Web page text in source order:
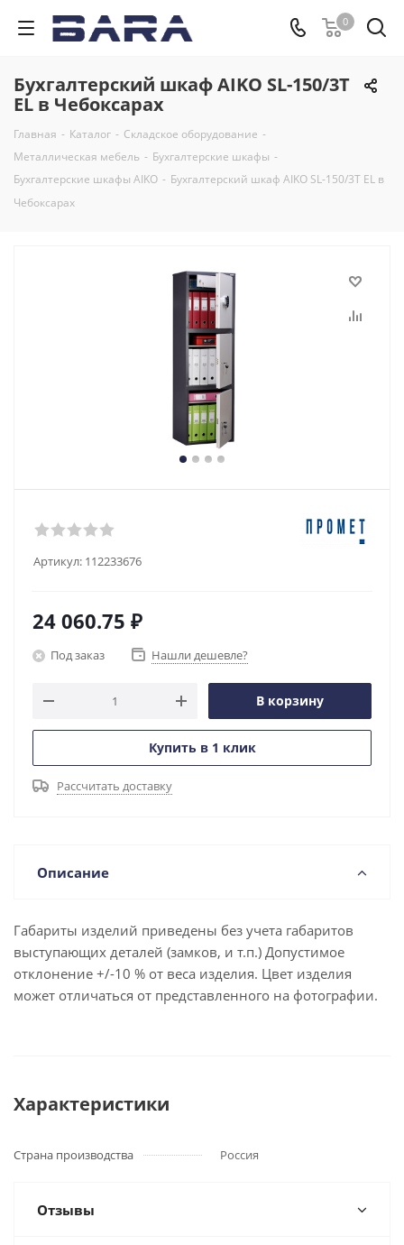
0
Бухгалтерский шкаф AIKO SL-150/3Т
EL в Чебоксарах
Главная - Каталог - Складское оборудование -
Металлическая мебель - Бухгалтерские шкафы -
Бухгалтерские шкафы AIKO - Бухгалтерский шкаф AIKO SL-150/3Т EL в
Чебоксарах
Артикул: 112233676
24 060.75 ₽
Под заказ Нашли дешевле?
В корзину
Купить в 1 клик
Рассчитать доставку
Описание
Габариты изделий приведены без учета габаритов
выступающих деталей (замков, и т.п.) Допустимое
отклонение +/-10 % от веса изделия. Цвет изделия
может отличаться от представленного на фотографии.
Характеристики
Страна производства Россия
Отзывы